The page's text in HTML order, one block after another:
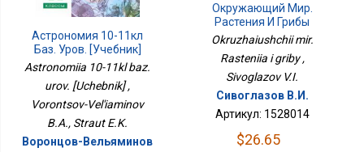
Астрономия 10-11кл
Баз. Уров. [Учебник]
Astronomiia 10-11kl baz.
urov. [Uchebnik] ,
Vorontsov-Vel'iaminov
B.A., Straut E.K.
Воронцов-Вельяминов
Окружающий Мир.
Растения И Грибы
Okruzhaiushchii mir.
Rasteniia i griby ,
Sivoglazov V.I.
Сивоглазов В.И.
Артикул: 1528014
$26.65